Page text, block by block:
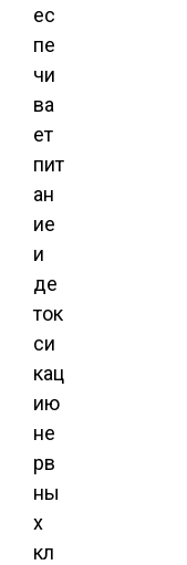
ес
пе
чи
ва
ет
пит
ан
ие
и
де
ток
си
кац
ию
не
рв
ны
х
кл